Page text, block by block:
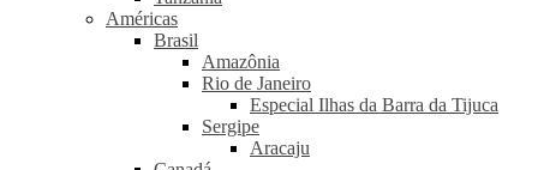
Américas
Brasil
Amazônia
Rio de Janeiro
Especial Ilhas da Barra da Tijuca
Sergipe
Aracaju